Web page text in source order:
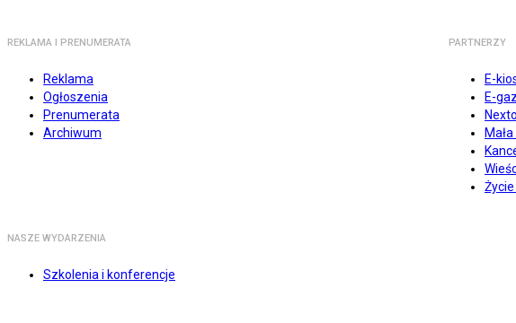
REKLAMA I PRENUMERATA
Reklama
Ogłoszenia
Prenumerata
Archiwum
PARTNERZY
E-
E-
NASZE WYDARZENIA
Szkolenia i konferencje